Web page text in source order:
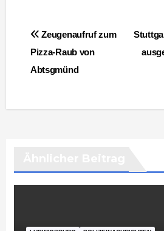
Zeugenaufruf zum
Pizza-Raub von
Abtsgmünd